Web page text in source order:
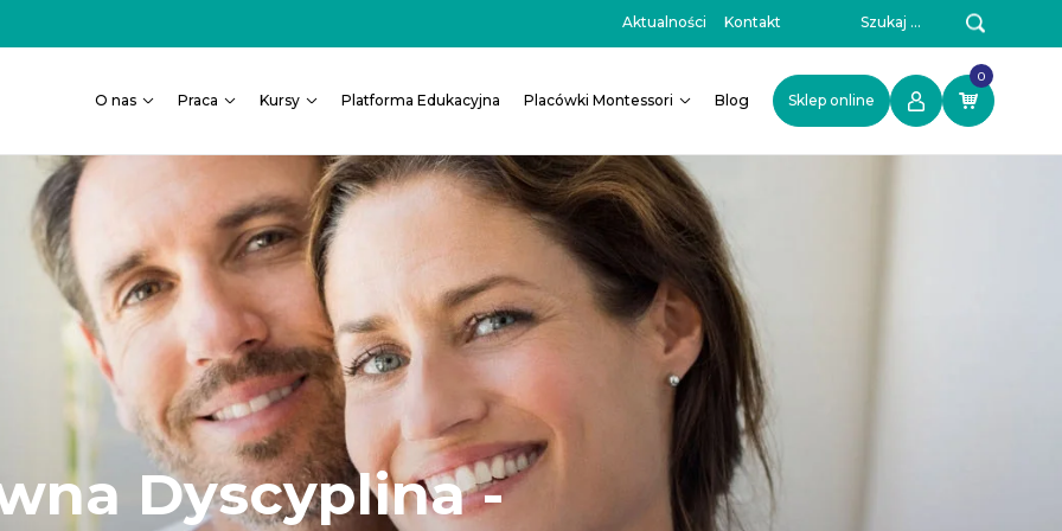
Aktualności Kontakt
O nas Praca Kursy Platforma Edukacyjna Placówki Montessori Blog Sklep online
0
Dyscyplina -